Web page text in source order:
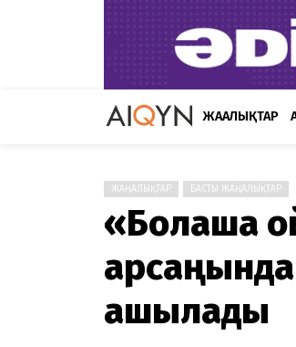
ЖАҢАЛЫҚТАР
ЖАҢАЛЫҚТАР БАСТЫ ЖАҢАЛЫҚТАР
«Болашақ
ашылады